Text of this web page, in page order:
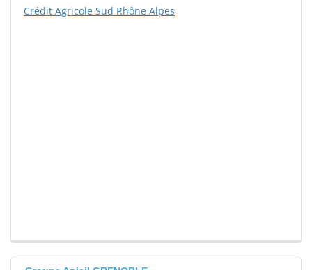
Crédit Agricole Sud Rhône Alpes